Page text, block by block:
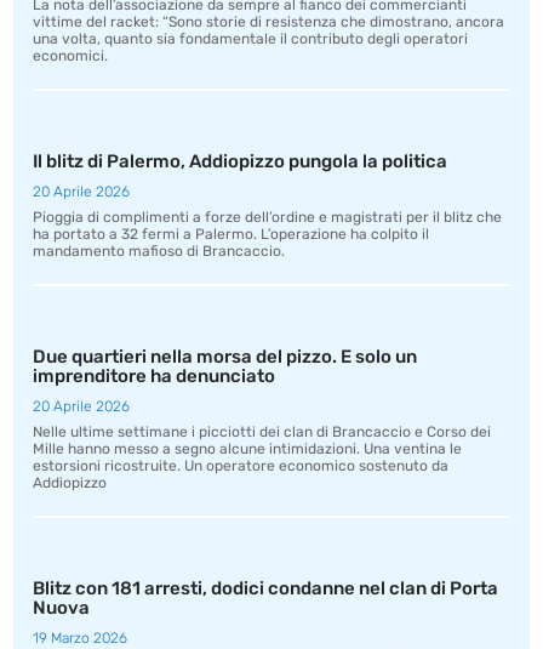
La nota dell’associazione da sempre al fianco dei commercianti
vittime del racket: “Sono storie di resistenza che dimostrano, ancora
una volta, quanto sia fondamentale il contributo degli operatori
economici.
Il blitz di Palermo, Addiopizzo pungola la politica
20 Aprile 2026
Pioggia di complimenti a forze dell’ordine e magistrati per il blitz che
ha portato a 32 fermi a Palermo. L’operazione ha colpito il
mandamento mafioso di Brancaccio.
Due quartieri nella morsa del pizzo. E solo un
imprenditore ha denunciato
20 Aprile 2026
Nelle ultime settimane i picciotti dei clan di Brancaccio e Corso dei
Mille hanno messo a segno alcune intimidazioni. Una ventina le
estorsioni ricostruite. Un operatore economico sostenuto da
Addiopizzo
Blitz con 181 arresti, dodici condanne nel clan di Porta
Nuova
19 Marzo 2026